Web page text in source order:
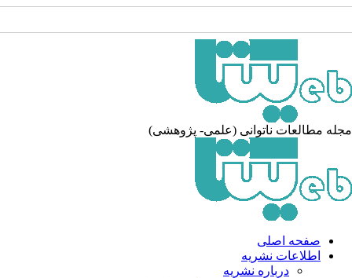
مطالعات ناتوانی (علمی- پژوهشی)
صفحه اصلی
اطلاعات نشریه
درباره نشریه